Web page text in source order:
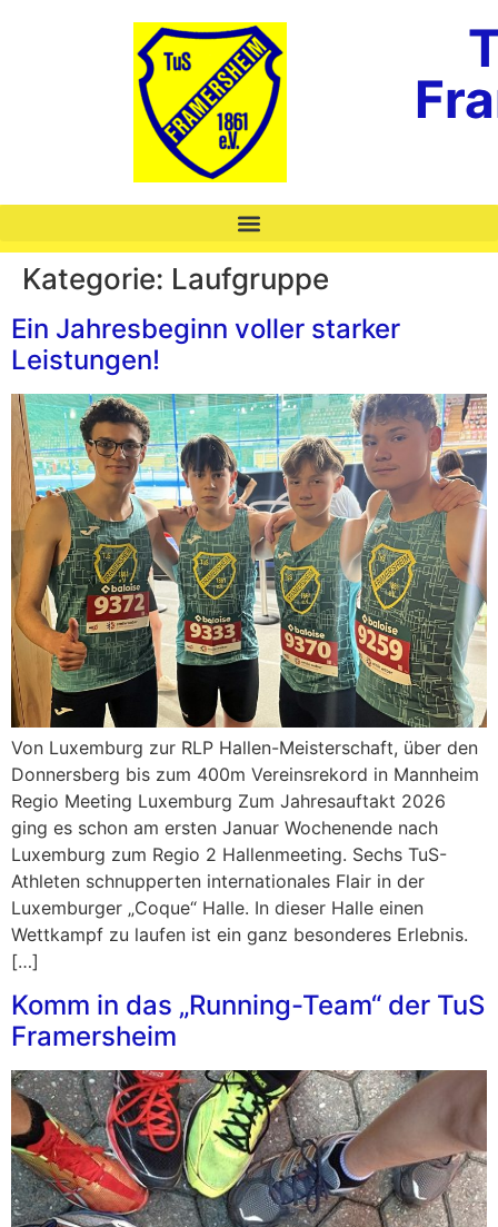
Kategorie: Laufgruppe
Ein Jahresbeginn voller starker
Leistungen!
Von Luxemburg zur RLP Hallen-Meisterschaft, über den
Donnersberg bis zum 400m Vereinsrekord in Mannheim
Regio Meeting Luxemburg Zum Jahresauftakt 2026
ging es schon am ersten Januar Wochenende nach
Luxemburg zum Regio 2 Hallenmeeting. Sechs TuS-
Athleten schnupperten internationales Flair in der
Luxemburger „Coque“ Halle. In dieser Halle einen
Wettkampf zu laufen ist ein ganz besonderes Erlebnis.
[…]
Komm in das „Running-Team“ der TuS
Framersheim